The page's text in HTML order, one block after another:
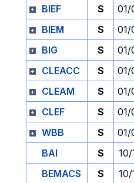
BIEF S 01/
BIEM
S 01/
BIG
S 01/
CLEACC
S 01/
CLEAM
S 01/
CLEF
S 01/
WBB
S 01/
BAI
S
BEMACS
S